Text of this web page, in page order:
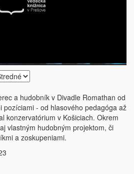
a hudobník v Divadle Romathan od
pozíciami - od hlasového pedagóga až
konzervatórium v Košiciach. Okrem
vlastným hudobným projektom, či
a zoskupeniami.